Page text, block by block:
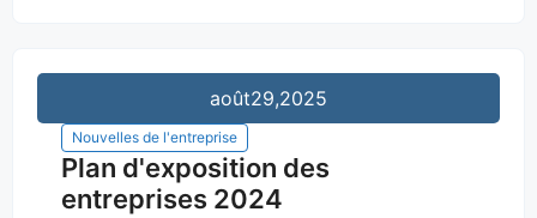
août29,2025
Nouvelles de l'entreprise
Plan d'exposition des
entreprises 2024